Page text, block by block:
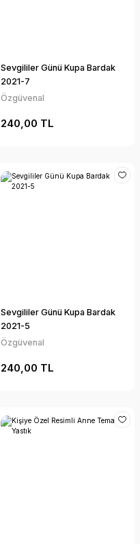
Sevgililer Günü Kupa Bardak
2021-7
Özgüvenal
240,00 TL
Sevgililer Günü Kupa Bardak
2021-5
Özgüvenal
240,00 TL